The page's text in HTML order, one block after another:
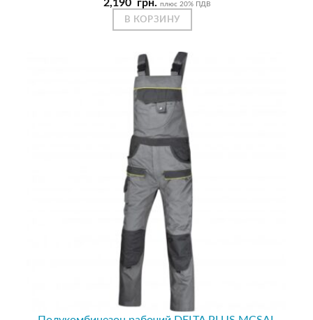
2,190 грн. плюс 20% ПДВ
В КОРЗИНУ